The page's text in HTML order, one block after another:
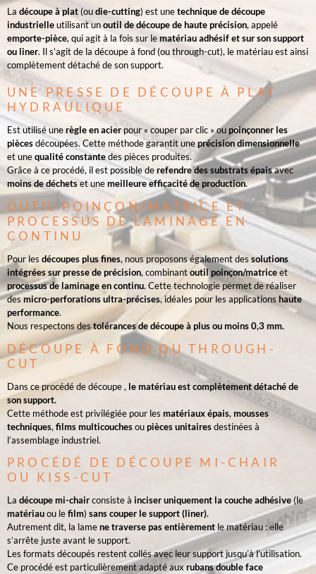
La découpe à plat(oudie-cutting) est unetechnique de découpe
industrielleutilisant unoutil de découpe de haute précision, appelé
emporte-pièce, qui agit à la fois sur lematériau adhésifet sur son support
ou liner. Il s’agit de la découpe à fond (ou through-cut), le matériau est ainsi
complètement détaché de son support.
UNE PRESSE DE DÉCOUPE À PLAT
HYDRAULIQUE
Est utilisé unerègle en acierpour « couper par clic » oupoinçonner les
piècesdécoupées. Cette méthode garantit uneprécision dimensionnelle
et unequalité constantedes pièces produites.
Grâce à ce procédé, il est possible derefendre des substrats épaisavec
moins de déchetset unemeilleure efficacité de production.
OUTIL POINÇON/MATRICEET
PROCESSUS DE LAMINAGE EN
CONTINU
Pour les découpes plus fines, nous proposons également des solutions
intégrées sur presse de précision, combinantoutil poinçon/matriceet
processus de laminage en continu. Cette technologie permet de réaliser
desmicro-perforations ultra-précises, idéales pour les applications haute
performance.
Nous respectons destolérances de découpe à plus ou moins 0,3 mm.
DÉCOUPE À FOND OU THROUGH-
CUT
Dans ce procédé de découpe , le matériau est complètement détaché de
son support.
Cette méthode est privilégiée pour les matériaux épais, mousses
techniques, films multicouchesoupièces unitairesdestinées à
l’assemblage industriel.
PROCÉDÉ DE DÉCOUPE MI-CHAIR
OU KISS-CUT
La découpe mi-chairconsiste à inciser uniquement la couche adhésive(le
matériauou lefilm) sans couper le support (liner).
Autrement dit, la lamene traverse pas entièrement le matériau : elle
s’arrête juste avant le support.
Les formats découpés restent collés avec leur support jusqu’à l’utilisation.
Ce procédé est particulièrement adapté auxrubans double face